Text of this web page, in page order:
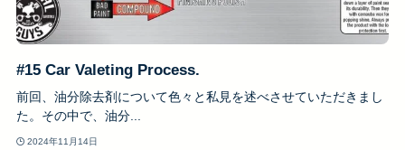
#15 Car Valeting Process.
前回、油分除去剤について色々と私見を述べさせていただきまし
た。その中で、油分...
2024年11月14日